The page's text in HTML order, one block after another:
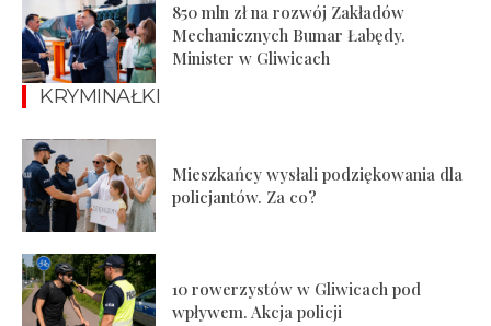
850 mln zł na rozwój Zakładów
Mechanicznych Bumar Łabędy.
Minister w Gliwicach
KRYMINAŁKI
Mieszkańcy wysłali podziękowania dla
policjantów. Za co?
10 rowerzystów w Gliwicach pod
wpływem. Akcja policji